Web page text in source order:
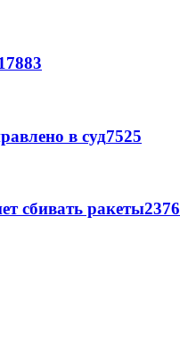
в суд7525
сбивать ракеты2376